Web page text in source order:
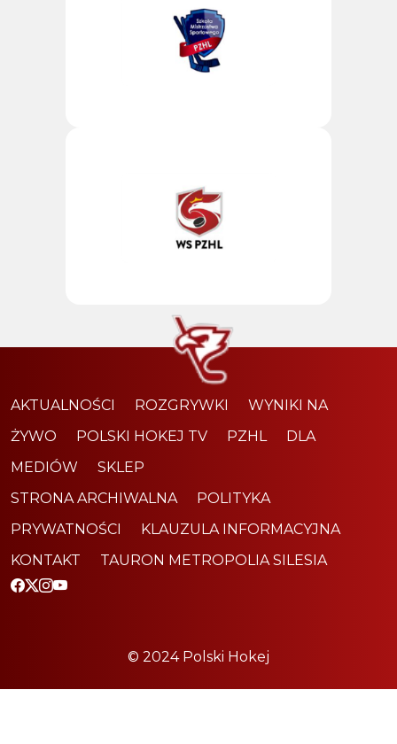
AKTUALNOŚCI ROZGRYWKI
WYNIKI NA
ŻYWO
POLSKI HOKEJ TV PZHL
DLA
MEDIÓW
SKLEP
STRONA ARCHIWALNA
POLITYKA
PRYWATNOŚCI
KLAUZULA INFORMACYJNA
KONTAKT
TAURON METROPOLIA SILESIA
© 2024 Polski Hokej